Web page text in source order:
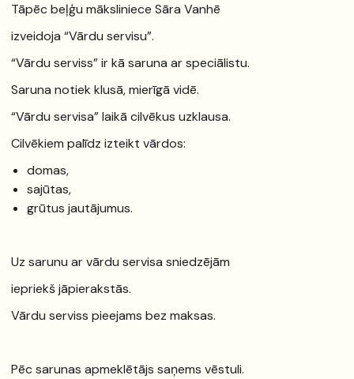
Tāpēc beļģu māksliniece Sāra Vanhē
izveidoja “Vārdu servisu”.
“Vārdu serviss” ir kā saruna ar speciālistu.
Saruna notiek klusā, mierīgā vidē.
“Vārdu servisa” laikā cilvēkus uzklausa.
Cilvēkiem palīdz izteikt vārdos:
domas,
sajūtas,
grūtus jautājumus.
Uz sarunu ar vārdu servisa sniedzējām
iepriekš jāpierakstās.
Vārdu serviss pieejams bez maksas.
Pēc sarunas apmeklētājs saņems vēstuli.